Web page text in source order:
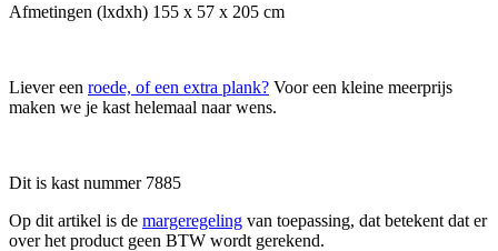
Afmetingen (lxdxh) 155 x 57 x 205 cm
Liever een roede, of een extra plank? Voor een kleine meerprijs
maken we je kast helemaal naar wens.
Dit is kast nummer 7885
Op dit artikel is de margeregeling van toepassing, dat betekent dat er
over het product geen BTW wordt gerekend.